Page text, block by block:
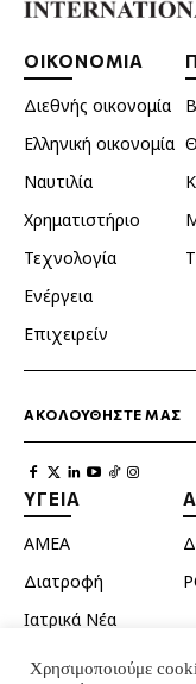
ΟΙΚΟΝΟΜΙΑ
Διεθνής οικονομία
Ελληνική οικονομία
Ναυτιλία
Χρηματιστήριο
Τεχνολογία
Ενέργεια
Επιχειρείν
ΑΚΟΛΟΥΘΗΣΤΕ ΜΑΣ
ΥΓΕΙΑ
ΑΜΕΑ
Διατροφή
Ιατρικά Νέα
Κατοικίδια
Χρησιμοποιούμε